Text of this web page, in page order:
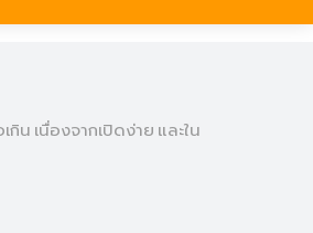
น เนื่องจากเปิดง่าย และใน